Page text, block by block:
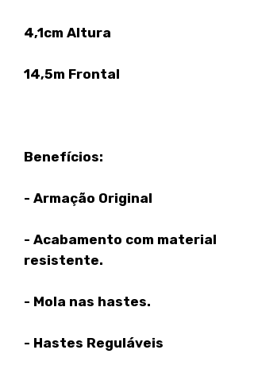
4,1cm Altura
14,5m Frontal
Benefícios:
- Armação Original
- Acabamento com material
resistente.
- Mola nas hastes.
- Hastes Reguláveis